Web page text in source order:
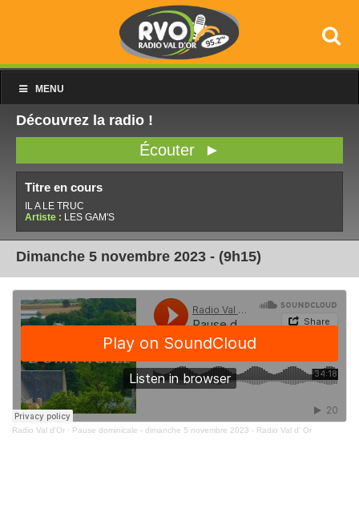
MENU
Découvrez la radio !
Écouter ►
Titre en cours
IL A LE TRUC
Artiste : LES GAM'S
Dimanche 5 novembre 2023 - (9h15)
Radio Val d'Or · Pause dominicale - dimanche 5 novembre 2023 - Radio Val d' Or